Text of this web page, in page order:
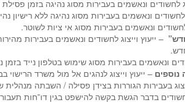
לחשודים ונאשמים בעבירות מסוג נהיגה בזמן פסילת
לחשודים ונאשמים בעבירות מסוג נהיגה ללא רישיון
לחשודים ונאשמים בעבירות מסוג אי ציות לשוטר.
– ייעוץ וייצוג לחשודים ונאשמים בעבירות
ונאשמים בעבירות מסוג שימוש בטלפון נייד
נוספים – ייעוץ וייצוג לנהגים אל מול משרד
בעבירות הגוררות בצידן פסילה / השבתה
בדבר הגשת בקשה להישפט בגין דו”חות